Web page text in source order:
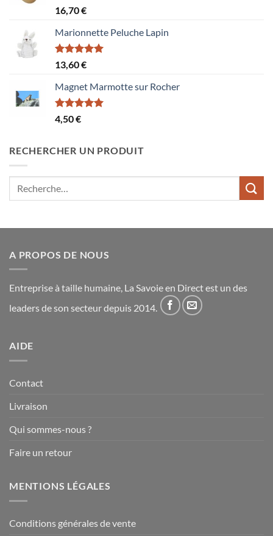
Note5.00
sur 5
16,70€
Marionnette Peluche Lapin
Note5.00
sur 5
13,60€
Magnet Marmotte sur Rocher
Note5.00
sur 5
4,50€
RECHERCHER UN PRODUIT
A PROPOS DE NOUS
Entreprise à taille humaine, La Savoie en Direct est un des
leaders de son secteur depuis 2014.
AIDE
Contact
Livraison
Qui sommes-nous ?
Faire un retour
MENTIONS LÉGALES
Conditions générales de vente